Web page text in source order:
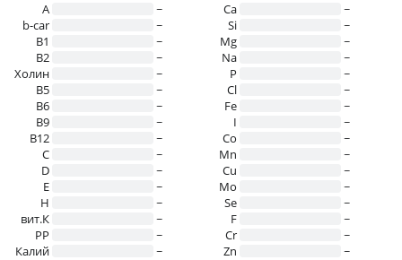
A
~
b-car
~
В1
~
B2
~
Холин
~
B5
~
B6
~
B9
~
B12
~
C
~
D
~
E
~
H
~
вит.К
~
PP
~
Калий
~
Ca
~
Si
~
Mg
~
Na
~
P
~
Cl
~
Fe
~
I
~
Co
~
Mn
~
Cu
~
Mo
~
Se
~
F
~
Cr
~
Zn
~